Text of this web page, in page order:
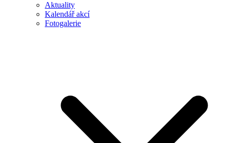
Aktuality
Kalendář akcí
Fotogalerie